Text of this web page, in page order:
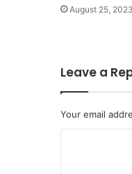
August 25, 2023
Leave a
Your email